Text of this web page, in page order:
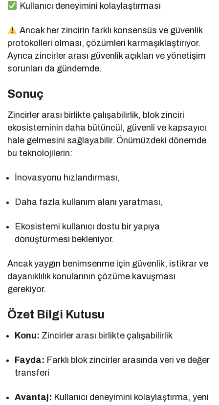
Kullanıcı deneyimini kolaylaştırması
Ancak her zincirin farklı konsensüs ve güvenlik
protokolleri olması, çözümleri karmaşıklaştırıyor.
Ayrıca zincirler arası güvenlik açıkları ve yönetişim
sorunları da gündemde.
Sonuç
Zincirler arası birlikte çalışabilirlik, blok zinciri
ekosisteminin daha bütüncül, güvenli ve kapsayıcı
hale gelmesini sağlayabilir. Önümüzdeki dönemde
bu teknolojilerin:
İnovasyonu hızlandırması,
Daha fazla kullanım alanı yaratması,
Ekosistemi kullanıcı dostu bir yapıya
dönüştürmesi bekleniyor.
Ancak yaygın benimsenme için güvenlik, istikrar ve
dayanıklılık konularının çözüme kavuşması
gerekiyor.
Özet Bilgi Kutusu
Konu: Zincirler arası birlikte çalışabilirlik
Fayda: Farklı blok zincirler arasında veri ve değer
transferi
Avantaj: Kullanıcı deneyimini kolaylaştırma, yeni